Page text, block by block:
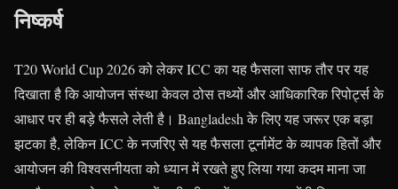
निष्कर्ष
T20 World Cup 2026 को लेकर ICC का यह फैसला साफ तौर पर यह
दिखाता है कि आयोजन संस्था केवल ठोस तथ्यों और आधिकारिक रिपोर्ट्स के
आधार पर ही बड़े फैसले लेती है। Bangladesh के लिए यह जरूर एक बड़ा
झटका है, लेकिन ICC के नजरिए से यह फैसला टूर्नामेंट के व्यापक हितों और
आयोजन की विश्वसनीयता को ध्यान में रखते हुए लिया गया कदम माना जा